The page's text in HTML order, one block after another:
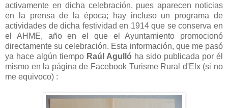
activamente en dicha celebración, pues aparecen noticias
en la prensa de la época; hay incluso un programa de
actividades de dicha festividad en 1914 que se conserva en
el AHME, año en el que el Ayuntamiento promocionó
directamente su celebración. Esta información, que me pasó
ya hace algún tiempo Raúl Agulló ha sido publicada por él
mismo en la página de Facebook Turisme Rural d'Elx (si no
me equivoco) :